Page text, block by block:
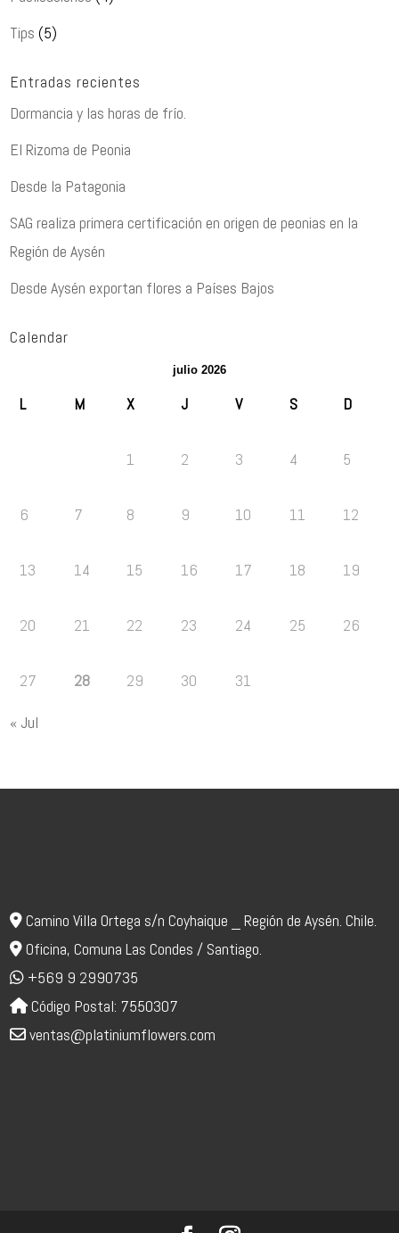
Tips (5)
Entradas recientes
Dormancia y las horas de frío.
El Rizoma de Peonia
Desde la Patagonia
SAG realiza primera certificación en origen de peonias en la
Región de Aysén
Desde Aysén exportan flores a Países Bajos
Calendar
julio 2026
L M X J V S D
1 2 3 4 5
6 7 8 9 10 11 12
13 14 15 16 17 18 19
20 21 22 23 24 25 26
27 28 29 30 31
« Jul
Camino Villa Ortega s/n Coyhaique _ Región de Aysén. Chile.
Oficina, Comuna Las Condes / Santiago.
+569 9 2990735
Código Postal: 7550307
ventas@platiniumflowers.com